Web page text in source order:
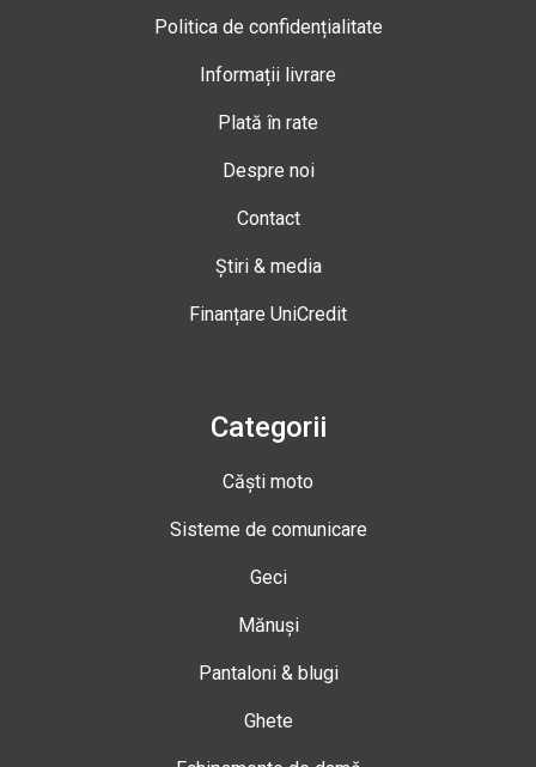
Politica de confidențialitate
Informații livrare
Plată în rate
Despre noi
Contact
Știri & media
Finanțare UniCredit
Categorii
Căști moto
Sisteme de comunicare
Geci
Mănuși
Pantaloni & blugi
Ghete